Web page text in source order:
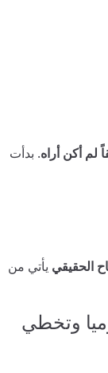
لم أكن أراه. بدأت
الحقيقي يأتي من
وتخطي